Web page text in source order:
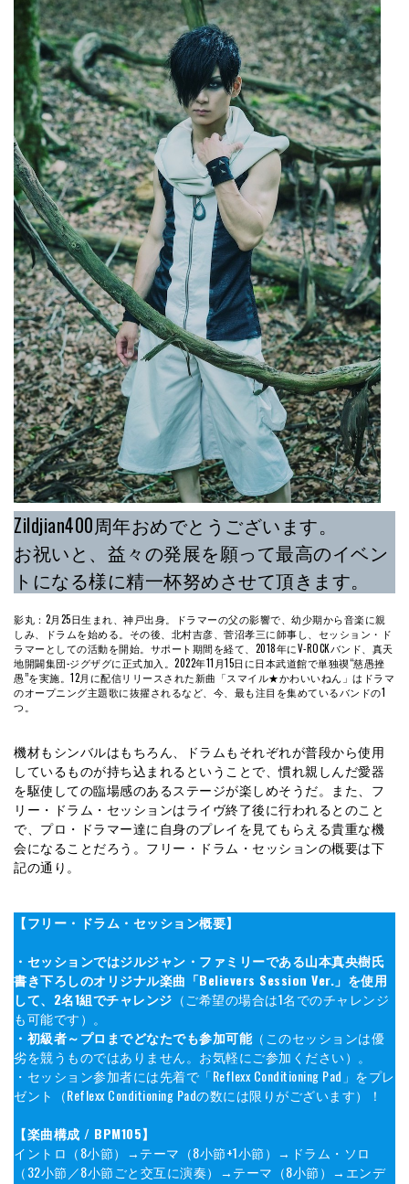
Zildjian400周年おめでとうございます。
お祝いと、益々の発展を願って最高のイベン
トになる様に精一杯努めさせて頂きます。
影丸：2月25日生まれ、神戸出身。ドラマーの父の影響で、幼少期から音楽に親
しみ、ドラムを始める。その後、北村吉彦、菅沼孝三に師事し、セッション・ド
ラマーとしての活動を開始。サポート期間を経て、2018年にV-ROCKバンド、真天
地開闢集団-ジグザグに正式加入。2022年11月15日に日本武道館で単独禊“慈愚挫
愚”を実施。12月に配信リリースされた新曲「スマイル★かわいいねん」はドラマ
のオープニング主題歌に抜擢されるなど、今、最も注目を集めているバンドの1
つ。
機材もシンバルはもちろん、ドラムもそれぞれが普段から使用
しているものが持ち込まれるということで、慣れ親しんだ愛器
を駆使しての臨場感のあるステージが楽しめそうだ。また、フ
リー・ドラム・セッションはライヴ終了後に行われるとのこと
で、プロ・ドラマー達に自身のプレイを見てもらえる貴重な機
会になることだろう。フリー・ドラム・セッションの概要は下
記の通り。
【フリー・ドラム・セッション概要】
・セッションではジルジャン・ファミリーである山本真央樹氏
書き下ろしのオリジナル楽曲「Believers Session Ver.」を使用
して、2名1組でチャレンジ （ご希望の場合は1名でのチャレンジ
も可能です）。
・初級者～プロまでどなたでも参加可能（このセッションは優
劣を競うものではありません。お気軽にご参加ください）。
・セッション参加者には先着で「Reflexx Conditioning Pad」をプレ
ゼント（Reflexx Conditioning Padの数には限りがございます）！
【楽曲構成 / BPM105】
イントロ（8小節）→テーマ（8小節+1小節）→ドラム・ソロ
（32小節／8小節ごと交互に演奏）→テーマ（8小節）→エンデ